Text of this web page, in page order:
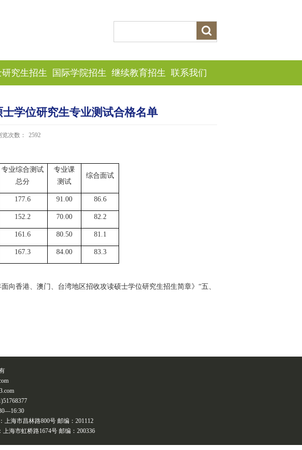
究生招生 国际学院招生 继续教育招生 联系我们
学位研究生专业测试合格名单
览次数： 2592
专业综合测试
总分
专业课
测试
综合面试
177.6 91.00 86.6
152.2 70.00 82.2
161.6 80.50 81.1
167.3 84.00 83.3
向香港、澳门、台湾地区招收攻读硕士学位研究生招生简章》“五、
海市昌林路800号 邮编：201112
海市虹桥路1674号 邮编：200336